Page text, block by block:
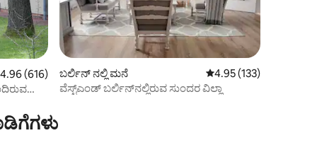
4.96 ಸರಾಸರಿ ರೇಟಿಂಗ್, 616 ವಿಮರ್ಶೆಗಳು
4.96 (616)
ಬರ್ಲಿನ್ ನಲ್ಲಿ ಮನೆ 5 ರಲ್ಲಿ 4.95 ಸರಾಸರಿ
4.95 (133)
ವೆಸ್ಟ್‌ಎಂಡ್ ಬರ್ಲಿನ್‌ನಲ್ಲಿರುವ ಸುಂದರ ವಿಲ್ಲಾ